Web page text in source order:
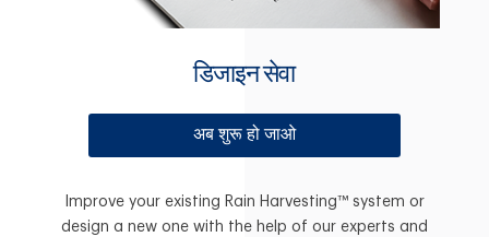
डिजाइन सेवा
अब शुरू हो जाओ
Improve your existing Rain Harvesting™ system or
design a new one with the help of our experts and